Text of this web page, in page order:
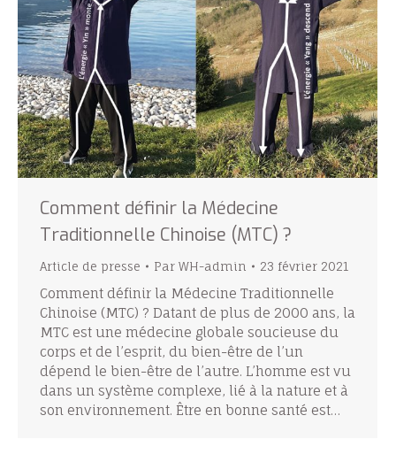
Comment définir la Médecine
Traditionnelle Chinoise (MTC) ?
Article de presse Par WH-admin 23 février 2021
Comment définir la Médecine Traditionnelle
Chinoise (MTC) ? Datant de plus de 2000 ans, la
MTC est une médecine globale soucieuse du
corps et de l’esprit, du bien-être de l’un
dépend le bien-être de l’autre. L’homme est vu
dans un système complexe, lié à la nature et à
son environnement. Être en bonne santé est…